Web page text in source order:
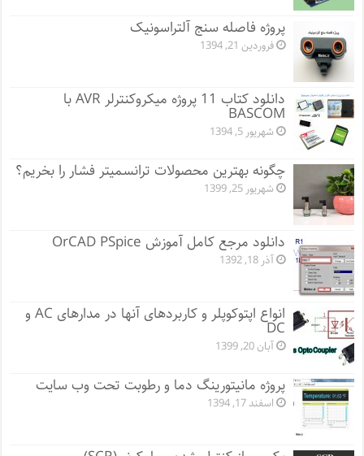
پروژه فاصله سنج آلتراسونیک
فروردین 21, 1394
دانلود کتاب 11 پروژه میکروکنترلر AVR با
BASCOM
شهریور 5, 1394
چگونه بهترین محصولات ترانسمیتر فشار را بخریم؟
شهریور 25, 1399
دانلود مرجع کامل آموزش OrCAD PSpice
آذر 18, 1392
انواع اپتوکوپلر و کاربردهای آنها در مدارهای AC و
DC
آبان 20, 1399
پروژه مانيتورينگ دما و رطوبت تحت وب سایت
اسفند 17, 1394